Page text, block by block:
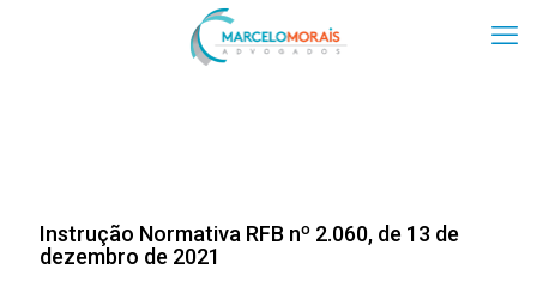
Instrução Normativa RFB nº 2.060, de 13 de
dezembro de 2021